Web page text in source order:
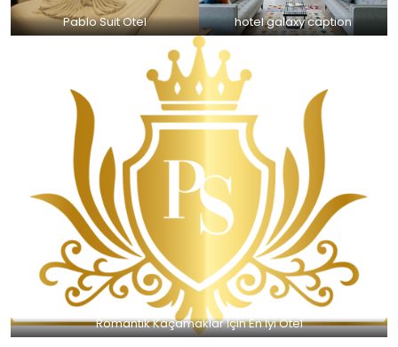
Pablo Suit Otel hotel galaxy caption
Romantik Kaçamaklar İçin En İyi Otel